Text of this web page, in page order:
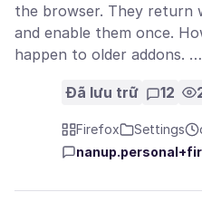
the browser. They return
and enable them once.
happen to older addons. …
Đã lưu trữ 12
Firefox Settings